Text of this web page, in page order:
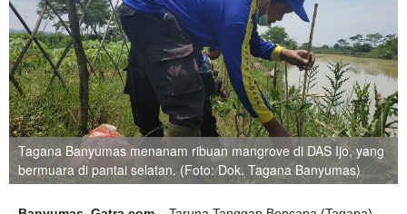
Tagana Banyumas menanam ribuan mangrove di DAS Ijo, yang
bermuara di pantai selatan. (Foto: Dok. Tagana Banyumas)